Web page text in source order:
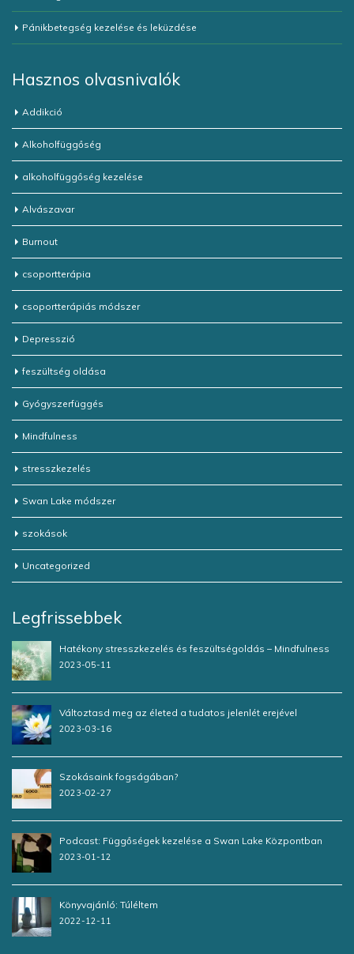
Pánikbetegség kezelése és leküzdése
Hasznos olvasnivalók
Addikció
Alkoholfüggőség
alkoholfüggőség kezelése
Alvászavar
Burnout
csoportterápia
csoportterápiás módszer
Depresszió
feszültség oldása
Gyógyszerfüggés
Mindfulness
stresszkezelés
Swan Lake módszer
szokások
Uncategorized
Legfrissebbek
Hatékony stresszkezelés és feszültségoldás – Mindfulness
2023-05-11
Változtasd meg az életed a tudatos jelenlét erejével
2023-03-16
Szokásaink fogságában?
2023-02-27
Podcast: Függőségek kezelése a Swan Lake Központban
2023-01-12
Könyvajánló: Túléltem
2022-12-11